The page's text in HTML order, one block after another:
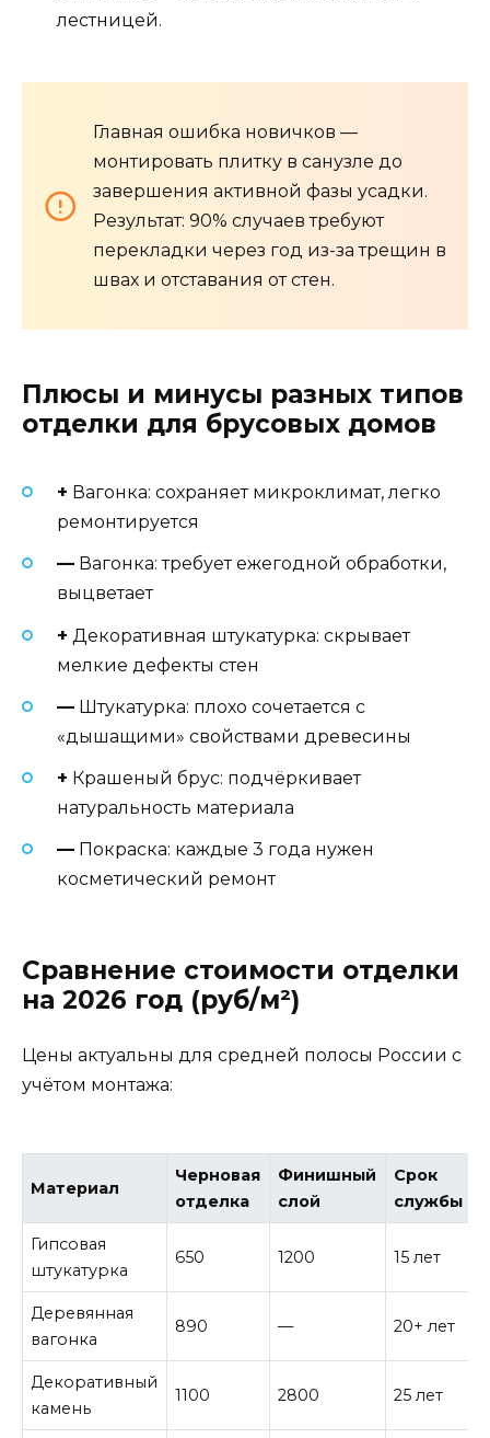
лестницей.
Главная ошибка новичков —
монтировать плитку в санузле до
завершения активной фазы усадки.
Результат: 90% случаев требуют
перекладки через год из-за трещин в
швах и отставания от стен.
Плюсы и минусы разных типов
отделки для брусовых домов
+ Вагонка: сохраняет микроклимат, легко
ремонтируется
— Вагонка: требует ежегодной обработки,
выцветает
+ Декоративная штукатурка: скрывает
мелкие дефекты стен
— Штукатурка: плохо сочетается с
«дышащими» свойствами древесины
+ Крашеный брус: подчёркивает
натуральность материала
— Покраска: каждые 3 года нужен
косметический ремонт
Сравнение стоимости отделки
на 2026 год (руб/м²)
Цены актуальны для средней полосы России с
учётом монтажа:
Материал
Черновая
отделка
Финишный
слой
Срок
службы
Гипсовая
штукатурка
650 1200 15 лет
Деревянная
вагонка
890 — 20+ лет
Декоративный
камень
1100 2800 25 лет